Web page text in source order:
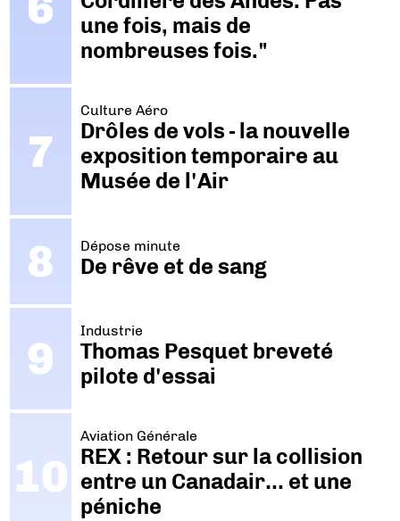
une fois, mais de
nombreuses fois."
Culture Aéro
Drôles de vols - la nouvelle
exposition temporaire au
Musée de l'Air
Dépose minute
De rêve et de sang
Industrie
Thomas Pesquet breveté
pilote d'essai
Aviation Générale
REX : Retour sur la collision
entre un Canadair… et une
péniche